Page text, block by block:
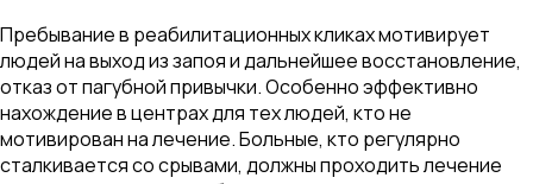
Пребывание в реабилитационных кликах мотивирует
людей на выход из запоя и дальнейшее восстановление,
отказ от пагубной привычки. Особенно эффективно
нахождение в центрах для тех людей, кто не
мотивирован на лечение. Больные, кто регулярно
сталкивается со срывами, должны проходить лечение